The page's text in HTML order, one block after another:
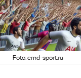
Foto: cmd-sport.ru